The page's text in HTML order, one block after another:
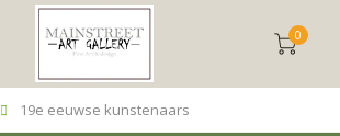
0
19e eeuwse kunstenaars